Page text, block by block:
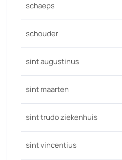
schaeps
schouder
sint augustinus
sint maarten
sint trudo ziekenhuis
sint vincentius